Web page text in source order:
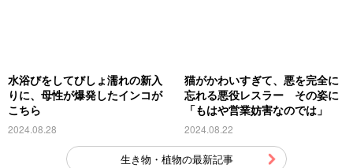
水浴びをしてびしょ濡れの新入
りに、母性が爆発したインコが
こちら
2024.08.28
猫がかわいすぎて、悪を完全に
忘れる悪役レスラー その姿に
「もはや営業妨害なのでは」
2024.08.22
生き物・植物の最新記事